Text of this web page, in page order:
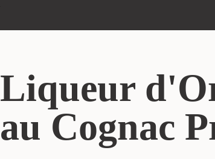
Liqueur
au Cognac